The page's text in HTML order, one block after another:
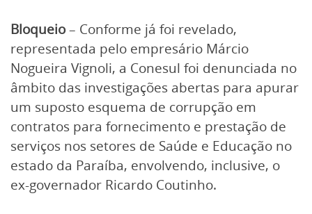
Bloqueio– Conforme já foi revelado,
representada pelo empresário Márcio
Nogueira Vignoli, a Conesul foi denunciada no
âmbito das investigações abertas para apurar
um suposto esquema de corrupção em
contratos para fornecimento e prestação de
serviços nos setores de Saúde e Educação no
estado da Paraíba, envolvendo, inclusive, o
ex-governador Ricardo Coutinho.